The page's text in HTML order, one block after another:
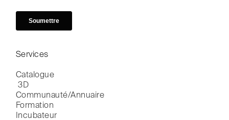
Services
Catalogue
3D
Communauté/Annuaire
Formation
Incubateur